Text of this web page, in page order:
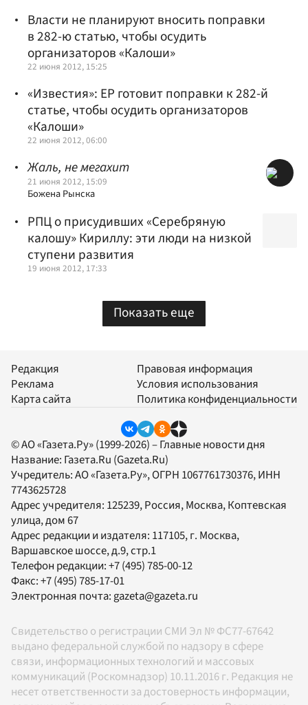
Власти не планируют вносить поправки
в 282-ю статью, чтобы осудить
организаторов «Калоши»
22 июня 2012, 15:25
«Известия»: ЕР готовит поправки к 282-й
статье, чтобы осудить организаторов
«Калоши»
22 июня 2012, 06:00
Жаль, не мегахит
21 июня 2012, 15:09
Божена Рынска
РПЦ о присудивших «Серебряную
калошу» Кириллу: эти люди на низкой
ступени развития
19 июня 2012, 17:33
Показать еще
Редакция
Реклама
Карта сайта
Правовая информация
Условия использования
Политика конфиденциальности
© АО «Газета.Ру» (1999-2026) – Главные новости дня
Название: Газета.Ru (Gazeta.Ru)
Учредитель:АО «Газета.Ру», ОГРН 1067761730376, ИНН
7743625728
Адрес учредителя: 125239, Россия, Москва, Коптевская
улица, дом 67
Адрес редакции и издателя: 117105, г. Москва,
Варшавское шоссе, д.9, стр.1
Телефон редакции:+7 (495) 785-00-12
Факс:+7 (495) 785-17-01
Электронная почта:gazeta@gazeta.ru
Свидетельство о регистрации СМИ Эл № ФС77-67642
выдано федеральной службой по надзору в сфере
связи, информационных технологий и массовых
коммуникаций (Роскомнадзор) 10.11.2016 г. Редакция не
несет ответственности за достоверность информации,